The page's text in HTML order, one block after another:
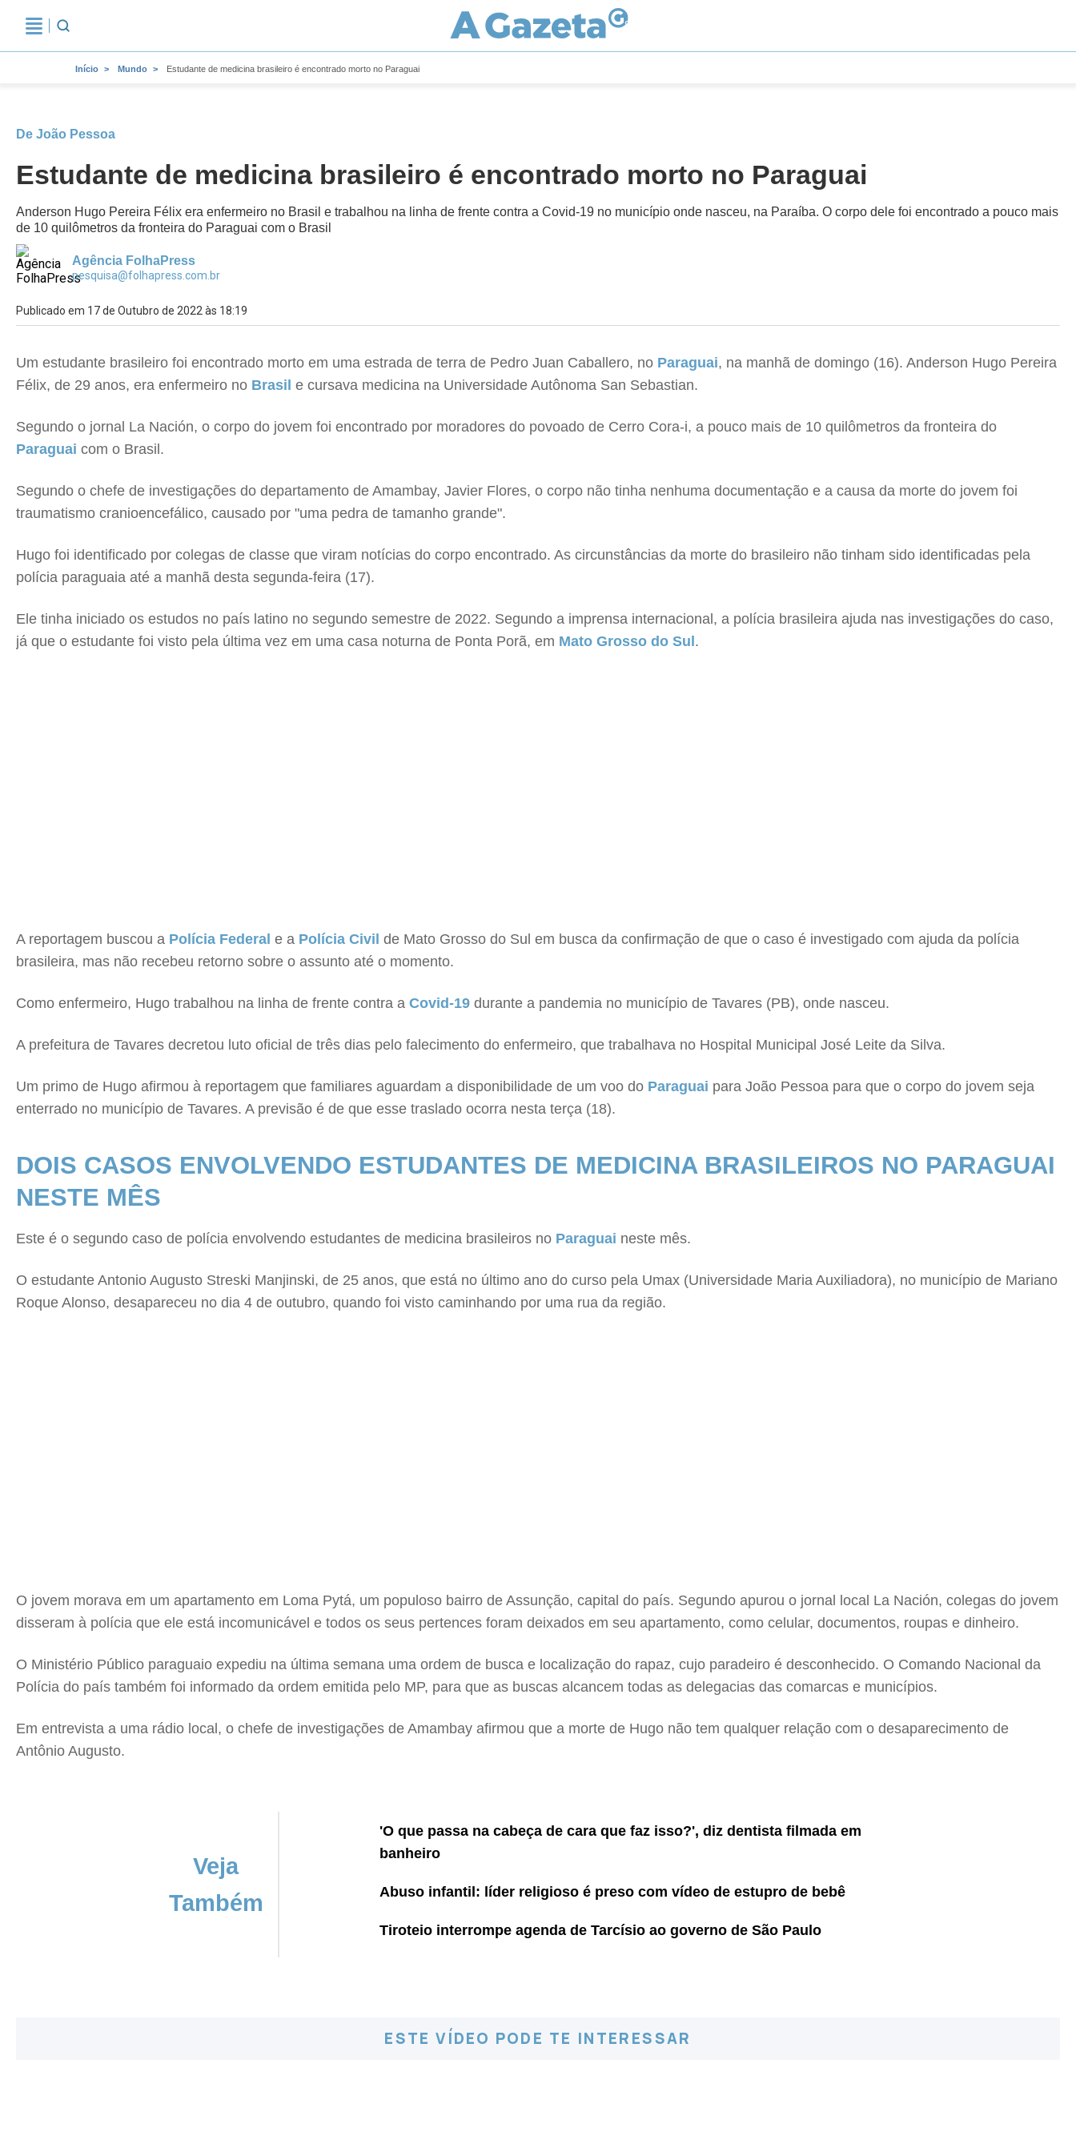
Início Mundo Estudante de medicina brasileiro é encontrado morto no Paraguai
De João Pessoa
Estudante de medicina brasileiro é encontrado morto no Paraguai
Anderson Hugo Pereira Félix era enfermeiro no Brasil e trabalhou na linha de frente contra a Covid-19 no município onde nasceu, na Paraíba. O corpo dele foi encontrado a pouco mais
de 10 quilômetros da fronteira do Paraguai com o Brasil
Agência FolhaPress
pesquisa@folhapress.com.br
Publicado em 17 de Outubro de 2022 às 18:19
Um estudante brasileiro foi encontrado morto em uma estrada de terra de Pedro Juan Caballero, no Paraguai, na manhã de domingo (16). Anderson Hugo Pereira
Félix, de 29 anos, era enfermeiro no Brasil e cursava medicina na Universidade Autônoma San Sebastian.
Segundo o jornal La Nación, o corpo do jovem foi encontrado por moradores do povoado de Cerro Cora-i, a pouco mais de 10 quilômetros da fronteira do
Paraguai com o Brasil.
Segundo o chefe de investigações do departamento de Amambay, Javier Flores, o corpo não tinha nenhuma documentação e a causa da morte do jovem foi
traumatismo cranioencefálico, causado por "uma pedra de tamanho grande".
Hugo foi identificado por colegas de classe que viram notícias do corpo encontrado. As circunstâncias da morte do brasileiro não tinham sido identificadas pela
polícia paraguaia até a manhã desta segunda-feira (17).
Ele tinha iniciado os estudos no país latino no segundo semestre de 2022. Segundo a imprensa internacional, a polícia brasileira ajuda nas investigações do caso,
já que o estudante foi visto pela última vez em uma casa noturna de Ponta Porã, em Mato Grosso do Sul .
A reportagem buscou a Polícia Federal e a Polícia Civil de Mato Grosso do Sul em busca da confirmação de que o caso é investigado com ajuda da polícia
brasileira, mas não recebeu retorno sobre o assunto até o momento.
Como enfermeiro, Hugo trabalhou na linha de frente contra a Covid-19 durante a pandemia no município de Tavares (PB), onde nasceu.
A prefeitura de Tavares decretou luto oficial de três dias pelo falecimento do enfermeiro, que trabalhava no Hospital Municipal José Leite da Silva.
Um primo de Hugo afirmou à reportagem que familiares aguardam a disponibilidade de um voo do Paraguai para João Pessoa para que o corpo do jovem seja
enterrado no município de Tavares. A previsão é de que esse traslado ocorra nesta terça (18).
DOIS CASOS ENVOLVENDO ESTUDANTES DE MEDICINA BRASILEIROS NO PARAGUAI
NESTE MÊS
Este é o segundo caso de polícia envolvendo estudantes de medicina brasileiros no Paraguai neste mês.
O estudante Antonio Augusto Streski Manjinski, de 25 anos, que está no último ano do curso pela Umax (Universidade Maria Auxiliadora), no município de Mariano
Roque Alonso, desapareceu no dia 4 de outubro, quando foi visto caminhando por uma rua da região.
O jovem morava em um apartamento em Loma Pytá, um populoso bairro de Assunção, capital do país. Segundo apurou o jornal local La Nación, colegas do jovem
disseram à polícia que ele está incomunicável e todos os seus pertences foram deixados em seu apartamento, como celular, documentos, roupas e dinheiro.
O Ministério Público paraguaio expediu na última semana uma ordem de busca e localização do rapaz, cujo paradeiro é desconhecido. O Comando Nacional da
Polícia do país também foi informado da ordem emitida pelo MP, para que as buscas alcancem todas as delegacias das comarcas e municípios.
Em entrevista a uma rádio local, o chefe de investigações de Amambay afirmou que a morte de Hugo não tem qualquer relação com o desaparecimento de
Antônio Augusto.
Veja
Também
'O que passa na cabeça de cara que faz isso?', diz dentista filmada em
banheiro
Abuso infantil: líder religioso é preso com vídeo de estupro de bebê
Tiroteio interrompe agenda de Tarcísio ao governo de São Paulo
ESTE VÍDEO PODE TE INTERESSAR